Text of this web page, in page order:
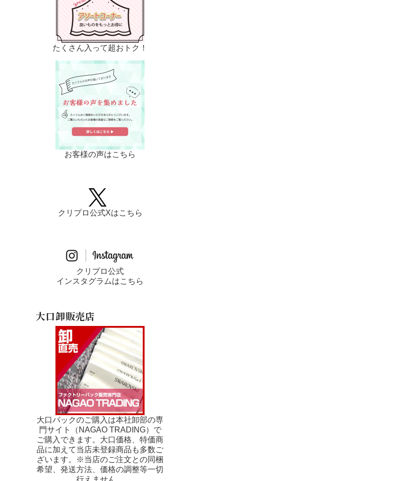
たくさん入って超おトク！
お客様の声はこちら
クリプロ公式Xはこちら
クリプロ公式
インスタグラムはこちら
大口卸販売店
大口パックのご購入は本社卸部の専
門サイト（NAGAO TRADING）で
ご購入できます。大口価格、特価商
品に加えて当店未登録商品も多数ご
ざいます。※当店のご注文との同梱
希望、発送方法、価格の調整等一切
行えません。